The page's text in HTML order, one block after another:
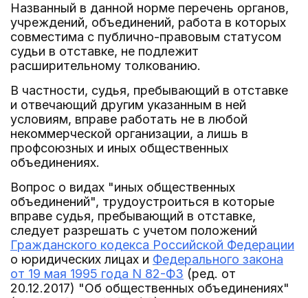
Названный в данной норме перечень органов,
учреждений, объединений, работа в которых
совместима с публично-правовым статусом
судьи в отставке, не подлежит
расширительному толкованию.
В частности, судья, пребывающий в отставке
и отвечающий другим указанным в ней
условиям, вправе работать не в любой
некоммерческой организации, а лишь в
профсоюзных и иных общественных
объединениях.
Вопрос о видах "иных общественных
объединений", трудоустроиться в которые
вправе судья, пребывающий в отставке,
следует разрешать с учетом положений
Гражданского кодекса Российской Федерации
о юридических лицах и Федерального закона
от 19 мая 1995 года N 82-ФЗ (ред. от
20.12.2017) "Об общественных объединениях"